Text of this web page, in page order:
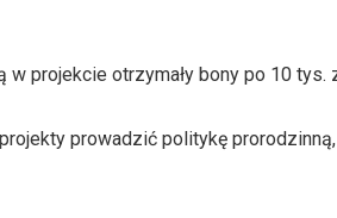
projekcie otrzymały bony po 10 tys.
prowadzić politykę